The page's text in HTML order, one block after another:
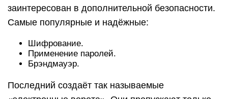
заинтересован в дополнительной безопасности.
Самые популярные и надёжные:
Шифрование.
Применение паролей.
Брэндмауэр.
Последний создаёт так называемые